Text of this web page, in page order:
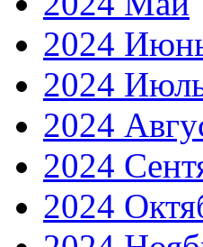
2024
2024
2024
2024
2024